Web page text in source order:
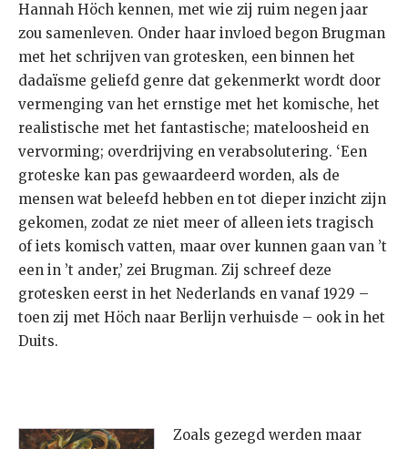
Hannah Höch kennen, met wie zij ruim negen jaar
zou samenleven. Onder haar invloed begon Brugman
met het schrijven van grotesken, een binnen het
dadaïsme geliefd genre dat gekenmerkt wordt door
vermenging van het ernstige met het komische, het
realistische met het fantastische; mateloosheid en
vervorming; overdrijving en verabsolutering. ‘Een
groteske kan pas gewaardeerd worden, als de
mensen wat beleefd hebben en tot dieper inzicht zijn
gekomen, zodat ze niet meer of alleen iets tragisch
of iets komisch vatten, maar over kunnen gaan van ’t
een in ’t ander,’ zei Brugman. Zij schreef deze
grotesken eerst in het Nederlands en vanaf 1929 –
toen zij met Höch naar Berlijn verhuisde – ook in het
Duits.
Zoals gezegd werden maar